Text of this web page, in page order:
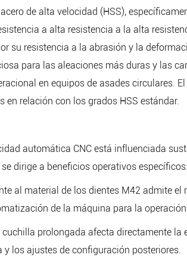
de alta velocidad (HSS),
a alta resistencia a la alta
su resistencia a la abrasión y la
para las aleaciones más duras y las
en equipos de asades circulares.
relación con los grados HSS estándar.
automática CNC está influenciada
dirige a beneficios operativos específicos:
al material de los dientes M42 admite
de la máquina para la operación
prolongada afecta directamente la
los ajustes de configuración posteriores.